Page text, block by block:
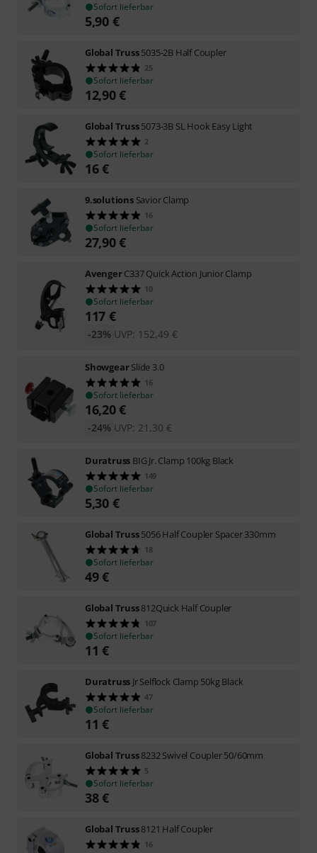
Sofort lieferbar
5,90 €
Global Truss5035-2B Half Coupler
25
Sofort lieferbar
12,90€
Global Truss5073-3B SL Hook Easy Light
2
Sofort lieferbar
16€
9.solutions Savior Clamp
16
Sofort lieferbar
27,90€
AvengerC337 Quick Action Junior Clamp
10
Sofort lieferbar
117 €
UVP: 152,49 €
-23%
ShowgearSlide 3.0
16
Sofort lieferbar
16,20€
UVP: 21,30 €
-24%
Duratruss BIG Jr. Clamp 100kg Black
149
Sofort lieferbar
5,30 €
Global Truss5056 Half Coupler Spacer 330mm
18
Sofort lieferbar
49€
Global Truss812Quick Half Coupler
107
Sofort lieferbar
11 €
Duratruss Jr Selflock Clamp 50kg Black
47
Sofort lieferbar
11 €
Global Truss8232 Swivel Coupler 50/60mm
5
Sofort lieferbar
38€
Global Truss8121 Half Coupler
16